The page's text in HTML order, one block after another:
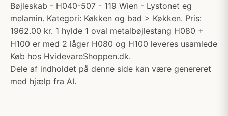
Bøjleskab - H040-507 - 119 Wien - Lystonet eg
melamin. Kategori: Køkken og bad > Køkken. Pris:
1962.00 kr. 1 hylde 1 oval metalbøjlestang H080 +
H100 er med 2 låger H080 og H100 leveres usamlede
Køb hos HvidevareShoppen.dk.
Dele af indholdet på denne side kan være genereret
med hjælp fra AI.